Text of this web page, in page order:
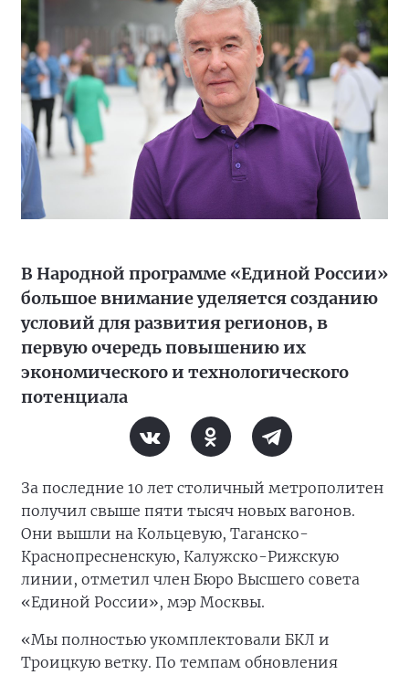
В Народной программе «Единой России»
большое внимание уделяется созданию
условий для развития регионов, в
первую очередь повышению их
экономического и технологического
потенциала
За последние 10 лет столичный метрополитен
получил свыше пяти тысяч новых вагонов.
Они вышли на Кольцевую, Таганско-
Краснопресненскую, Калужско-Рижскую
линии, отметил член Бюро Высшего совета
«Единой России», мэр Москвы.
«Мы полностью укомплектовали БКЛ и
Троицкую ветку. По темпам обновления